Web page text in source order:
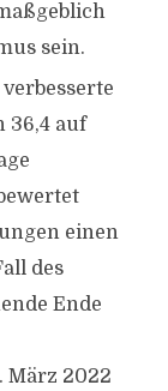
sein.
36,4 auf
einen
des
Ende
März 2022